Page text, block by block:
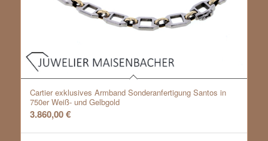
Cartier exklusives Armband Sonderanfertigung Santos in
750er Weiß- und Gelbgold
3.860,00€